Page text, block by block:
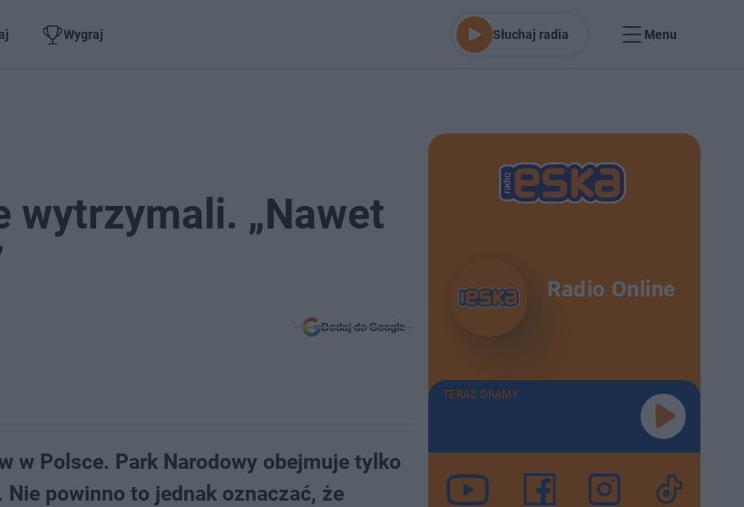
Wygraj Słuchaj radia Menu
wytrzymali. „Nawet
Dodaj do Google
w Polsce. Park Narodowy obejmuje tylko
powinno to jednak oznaczać, że
Radio Online
TERAZ GRAMY